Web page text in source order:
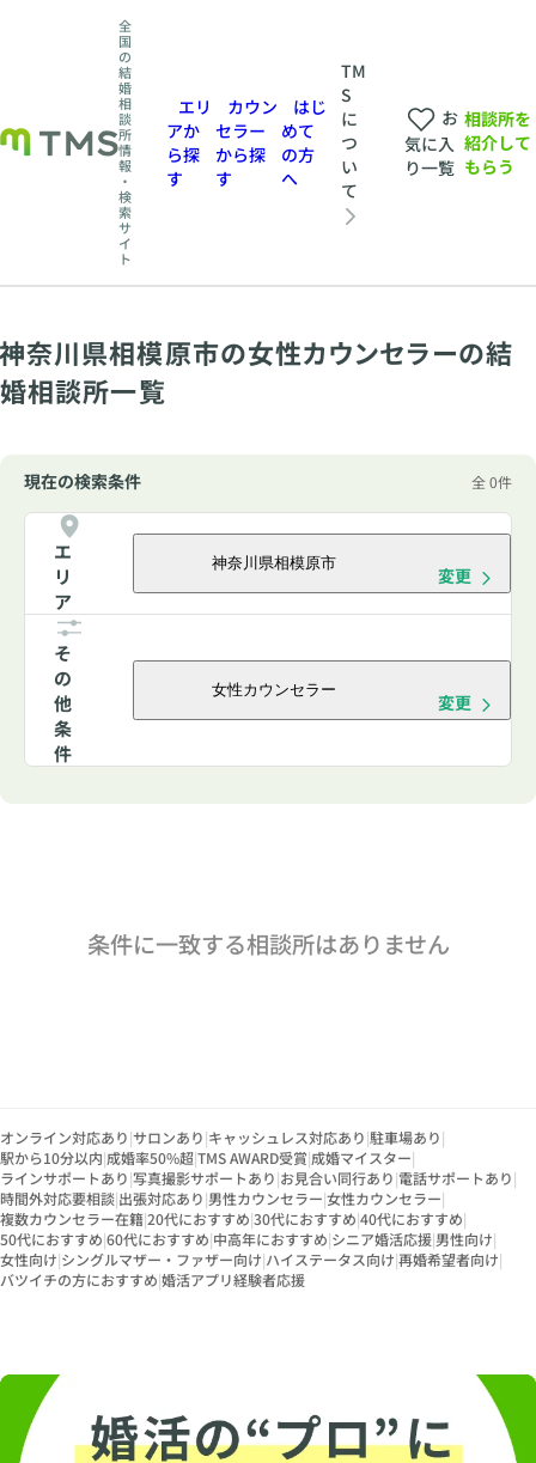
全
国
の
結
婚
相
談
所
情
報
・
検
索
サ
イ
ト
エリ
アか
ら探
す
カウン
セラー
から探
す
はじ
めて
の方
へ
TM
S
に
つ
い
て
お
気に入
り一覧
相談所を
紹介して
もらう
奈川県相模原市の女性カウンセラーの結
婚相談所一覧
現在の検索条件 全 0件
エ
リ
ア
神奈川県相模原市
変更
そ
の
他
条
件
女性カウンセラー
変更
条件に一致する相談所はありません
オンライン対応あり|サロンあり|キャッシュレス対応あり|駐車場あり|
駅から10分以内|成婚率50%超|TMS AWARD受賞|成婚マイスター|
ラインサポートあり|写真撮影サポートあり|お見合い同行あり|電話サポートあり|
時間外対応要相談|出張対応あり|男性カウンセラー|女性カウンセラー|
複数カウンセラー在籍|20代におすすめ|30代におすすめ|40代におすすめ|
50代におすすめ|60代におすすめ|中高年におすすめ|シニア婚活応援|男性向け|
女性向け|シングルマザー・ファザー向け|ハイステータス向け|再婚希望者向け|
バツイチの方におすすめ|婚活アプリ経験者応援